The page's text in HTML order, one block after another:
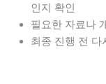
인지 확인
필요한 자료나
최종 진행 전 다